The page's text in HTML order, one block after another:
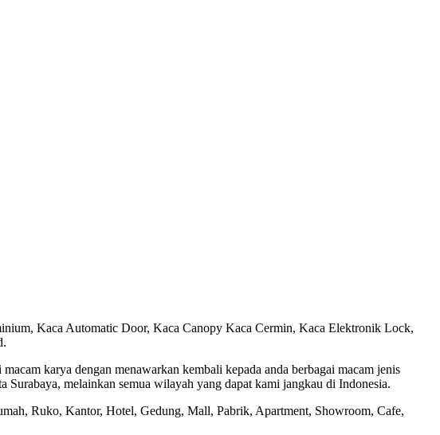
Kaca Automatic Door, Kaca Canopy Kaca Cermin, Kaca Elektronik Lock,
karya dengan menawarkan kembali kepada anda berbagai macam jenis
melainkan semua wilayah yang dapat kami jangkau di Indonesia.
Ruko, Kantor, Hotel, Gedung, Mall, Pabrik, Apartment, Showroom, Cafe,